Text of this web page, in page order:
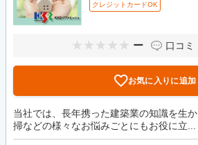
クレジットカードOK
ー 口コミ
お気に入りに追加
当社では、長年携った建築業の知識を生
掃などの様々なお悩みごとにもお役に立...